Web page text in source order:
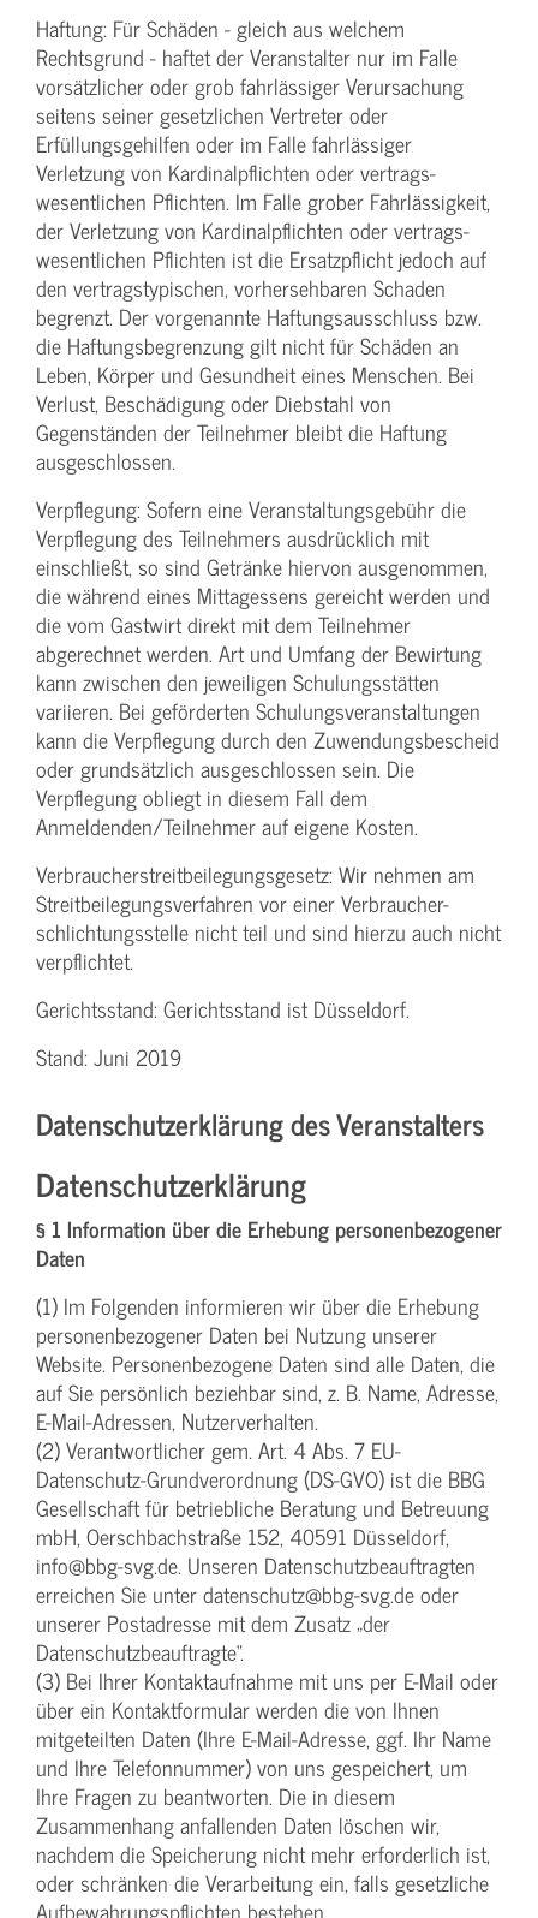
Haftung: Für Schäden - gleich aus welchem
Rechtsgrund - haftet der Veranstalter nur im Falle
vorsätzlicher oder grob fahrlässiger Verursachung
seitens seiner gesetzlichen Vertreter oder
Erfüllungsgehilfen oder im Falle fahrlässiger
Verletzung von Kardinalpflichten oder vertrags­
wesentlichen Pflichten. Im Falle grober Fahrlässigkeit,
der Verletzung von Kardinalpflichten oder vertrags­
wesentlichen Pflichten ist die Ersatzpflicht jedoch auf
den vertragstypischen, vorhersehbaren Schaden
begrenzt. Der vorgenannte Haftungs­ausschluss bzw.
die Haftungs­begrenzung gilt nicht für Schäden an
Leben, Körper und Gesundheit eines Menschen. Bei
Verlust, Beschädigung oder Diebstahl von
Gegenständen der Teilnehmer bleibt die Haftung
ausgeschlossen.
Verpflegung: Sofern eine Veranstaltungs­gebühr die
Verpflegung des Teilnehmers ausdrücklich mit
einschließt, so sind Getränke hiervon ausgenommen,
die während eines Mittagessens gereicht werden und
die vom Gastwirt direkt mit dem Teilnehmer
abgerechnet werden. Art und Umfang der Bewirtung
kann zwischen den jeweiligen Schulungsstätten
variieren. Bei geförderten Schulungs­veranstaltungen
kann die Verpflegung durch den Zuwendungs­bescheid
oder grundsätzlich ausgeschlossen sein. Die
Verpflegung obliegt in diesem Fall dem
Anmeldenden/­Teilnehmer auf eigene Kosten.
Verbraucher­streitbeilegungs­gesetz: Wir nehmen am
Streit­beilegungs­verfahren vor einer Verbraucher­
schlichtungs­stelle nicht teil und sind hierzu auch nicht
verpflichtet.
Gerichtsstand: Gerichtsstand ist Düsseldorf.
Stand: Juni 2019
Datenschutzerklärung des Veranstalters
Datenschutzerklärung
§ 1 Information über die Erhebung personenbezogener
Daten
(1) Im Folgenden informieren wir über die Erhebung
personenbezogener Daten bei Nutzung unserer
Website. Personenbezogene Daten sind alle Daten, die
auf Sie persönlich beziehbar sind, z. B. Name, Adresse,
E-Mail-Adressen, Nutzerverhalten.
(2) Verantwortlicher gem. Art. 4 Abs. 7 EU-
Datenschutz-Grundverordnung (DS-GVO) ist die BBG
Gesellschaft für betriebliche Beratung und Betreuung
mbH, Oerschbachstraße 152, 40591 Düsseldorf,
info@bbg-svg.de. Unseren Datenschutzbeauftragten
erreichen Sie unter datenschutz@bbg-svg.de oder
unserer Postadresse mit dem Zusatz „der
Datenschutzbeauftragte“.
(3) Bei Ihrer Kontaktaufnahme mit uns per E-Mail oder
über ein Kontaktformular werden die von Ihnen
mitgeteilten Daten (Ihre E-Mail-Adresse, ggf. Ihr Name
und Ihre Telefonnummer) von uns gespeichert, um
Ihre Fragen zu beantworten. Die in diesem
Zusammenhang anfallenden Daten löschen wir,
nachdem die Speicherung nicht mehr erforderlich ist,
oder schränken die Verarbeitung ein, falls gesetzliche